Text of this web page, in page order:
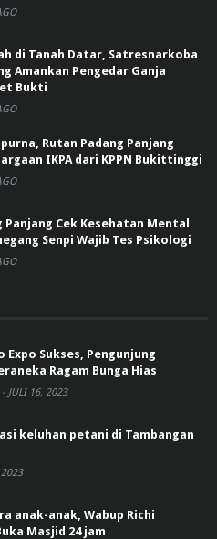
di Tanah Datar, Satresnarkoba
Amankan Pengedar Ganja
Bukti
Rutan Padang Panjang
IKPA dari KPPN Bukittinggi
Panjang Cek Kesehatan Mental
Senpi Wajib Tes Psikologi
Expo Sukses, Pengunjung
Ragam Bunga Hias
- JULI 16, 2023
keluhan petani di Tambangan
2023
anak-anak, Wabup Richi
Masjid 24 jam